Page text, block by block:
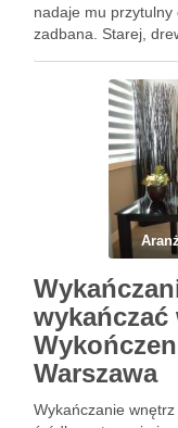
nadaje mu
zadbana. Starej,
wykańczać
Warszawa
Wykańczanie